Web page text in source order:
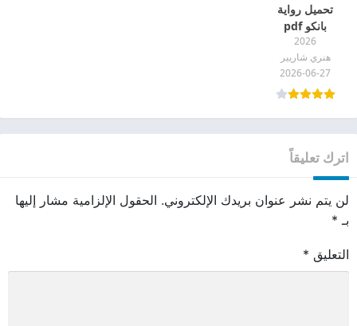
تحميل رواية
بانكو pdf
2026
هنري شاريير
2026-06-27
اترك تعليقاً
لن يتم نشر عنوان بريدك الإلكتروني. الحقول الإلزامية مشار إليها
بـ *
التعليق *